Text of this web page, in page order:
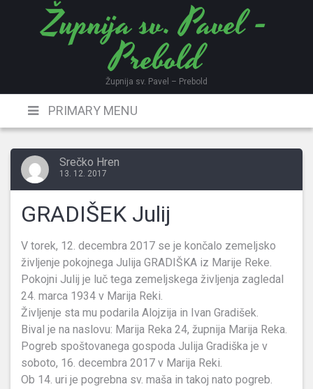
Župnija sv. Pavel -
Prebold
Župnija sv. Pavel – Prebold
PRIMARY MENU
Srečko Hren
13. 12. 2017
GRADIŠEK Julij
V torek, 12. decembra 2017 se je končalo zemeljsko
življenje pokojnega Julija GRADIŠKA iz Marije Reke.
Pokojni Julij je luč tega zemeljskega življenja zagledal
24. marca 1934 v Marija Reki.
Življenje sta mu podarila Alojzija in Ivan Gradišek.
Bival je na naslovu: Marija Reka 24, župnija Marija Reka.
Pogreb spoštovanega gospoda Julija Gradiška je v
soboto, 16. decembra 2017 v Marija Reki.
Ob 14. uri je pogrebna sv. maša in takoj nato pogreb.